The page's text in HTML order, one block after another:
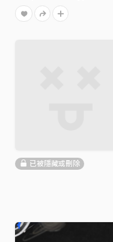
已被隱藏或刪除